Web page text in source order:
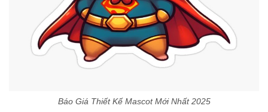
Báo Giá Thiết Kế Mascot Mới Nhất 2025